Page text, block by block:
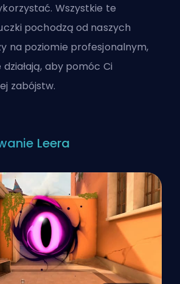
Wszystkie te
pochodzą od naszych
na poziomie profesjonalnym,
aby pomóc Ci
zabójstw.
Leera